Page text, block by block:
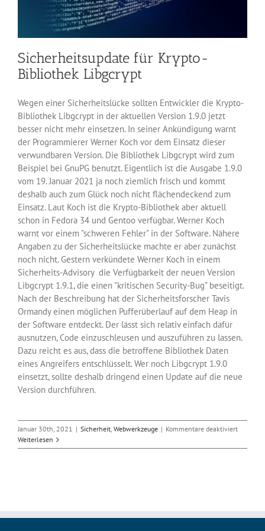
Sicherheitsupdate für Krypto-
Bibliothek Libgcrypt
Wegen einer Sicherheitslücke sollten Entwickler die Krypto-
Bibliothek Libgcrypt in der aktuellen Version 1.9.0 jetzt
besser nicht mehr einsetzen. In seiner Ankündigung warnt
der Programmierer Werner Koch vor dem Einsatz dieser
verwundbaren Version. Die Bibliothek Libgcrypt wird zum
Beispiel bei GnuPG benutzt. Eigentlich ist die Ausgabe 1.9.0
vom 19. Januar 2021 ja noch ziemlich frisch und kommt
deshalb auch zum Glück noch nicht flächendeckend zum
Einsatz. Laut Koch ist die Krypto-Bibliothek aber aktuell
schon in Fedora 34 und Gentoo verfügbar. Werner Koch
warnt vor einem "schweren Fehler" in der Software. Nähere
Angaben zu der Sicherheitslücke machte er aber zunächst
noch nicht. Gestern verkündete Werner Koch in einem
Sicherheits-Advisory die Verfügbarkeit der neuen Version
Libgcrypt 1.9.1, die einen "kritischen Security-Bug" beseitigt.
Nach der Beschreibung hat der Sicherheitsforscher Tavis
Ormandy einen möglichen Pufferüberlauf auf dem Heap in
der Software entdeckt. Der lässt sich relativ einfach dafür
ausnutzen, Code einzuschleusen und auszuführen zu lassen.
Dazu reicht es aus, dass die betroffene Bibliothek Daten
eines Angreifers entschlüsselt. Wer noch Libgcrypt 1.9.0
einsetzt, sollte deshalb dringend einen Update auf die neue
Version durchführen.
Januar 30th, 2021 | Sicherheit, Webwerkzeuge | Kommentare deaktiviertfür
für
Weiterlesen